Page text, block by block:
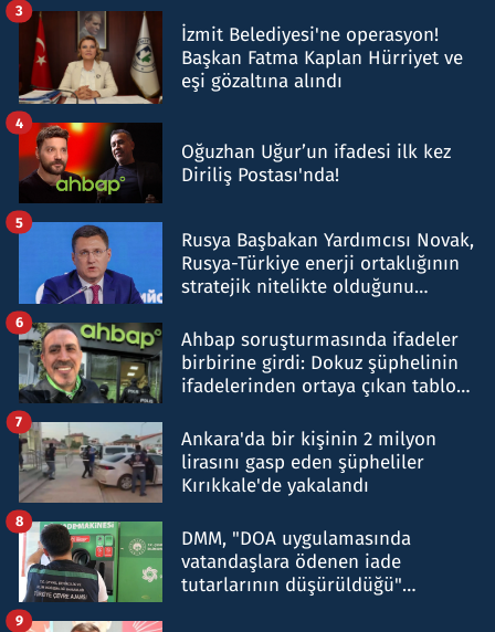
İzmit Belediyesi'ne operasyon!
Başkan Fatma Kaplan Hürriyet ve
eşi gözaltına alındı
3
Oğuzhan Uğur’un ifadesi ilk kez
Diriliş Postası'nda!
4
Rusya Başbakan Yardımcısı Novak,
Rusya-Türkiye enerji ortaklığının
stratejik nitelikte olduğunu
5
Ahbap soruşturmasında ifadeler
birbirine girdi: Dokuz şüphelinin
ifadelerinden ortaya çıkan tablo
6
Ankara'da bir kişinin 2 milyon
lirasını gasp eden şüpheliler
Kırıkkale'de yakalandı
7
DMM, "DOA uygulamasında
vatandaşlara ödenen iade
tutarlarının düşürüldüğü"
8
9